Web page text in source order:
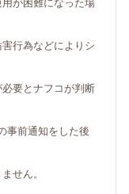
用が困難になった場
行為などによりシ
必要とナフコが判断
事前通知をした後
せん。